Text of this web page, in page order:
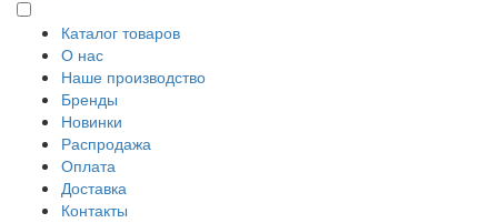
Каталог товаров
О нас
Наше производство
Бренды
Новинки
Распродажа
Оплата
Доставка
Контакты